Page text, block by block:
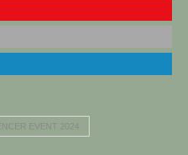
EVENT 2024